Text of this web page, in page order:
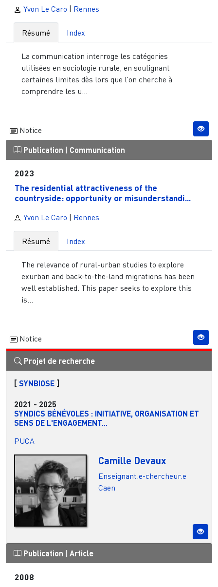
Yvon Le Caro | Rennes
Résumé Index
La communication interroge les catégories
utilisées en sociologie rurale, en soulignant
certaines limites dès lors que l’on cherche à
comprendre les u...
Notice
Publication | Communication
2023
The residential attractiveness of the
countryside: opportunity or misunderstandi...
Yvon Le Caro | Rennes
Résumé Index
The relevance of rural-urban studies to explore
exurban and back-to-the-land migrations has been
well established. This paper seeks to explore this
is...
Notice
Projet de recherche
[ SYNBIOSE ]
2021 - 2025
SYNDICS BÉNÉVOLES : INITIATIVE, ORGANISATION ET
SENS DE L'ENGAGEMENT...
PUCA
Camille Devaux
Enseignant.e-chercheur.e
Caen
Publication | Article
2008